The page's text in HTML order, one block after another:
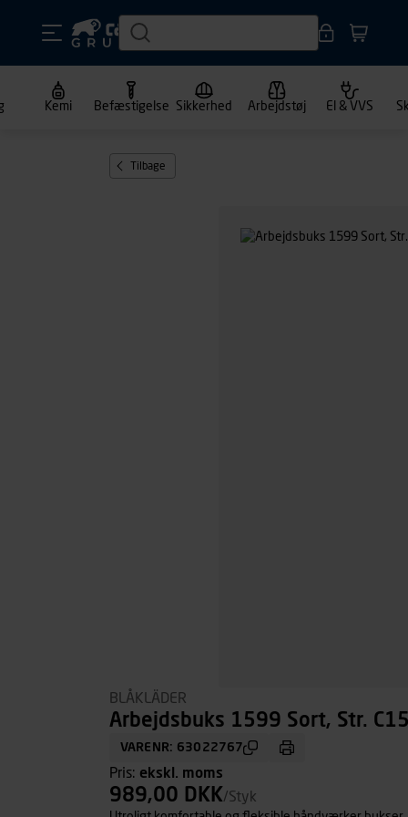
Kemi Befæstigelse Sikkerhed Arbejdstøj El & VVS
Tilbage
BLÅKLÄDER
Arbejdsbuks 1599 Sort, Str.
VARENR: 63022767
Pris: ekskl. moms
989,00 DKK/Styk